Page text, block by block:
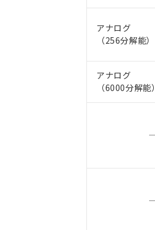
アナログ
（256分解能）
アナログ
（6000分解能）